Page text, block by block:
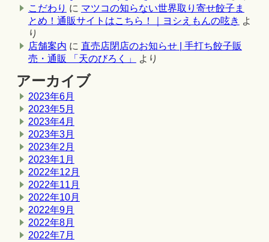
こだわり に マツコの知らない世界取り寄せ餃子ま
とめ！通販サイトはこちら！｜ヨシえもんの呟き よ
り
店舗案内 に 直売店閉店のお知らせ | 手打ち餃子販
売・通販 「天のびろく」
より
アーカイブ
2023年6月
2023年5月
2023年4月
2023年3月
2023年2月
2023年1月
2022年12月
2022年11月
2022年10月
2022年9月
2022年8月
2022年7月